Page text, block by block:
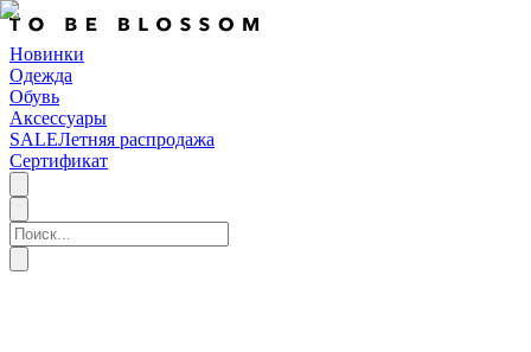
Новинки
Одежда
Обувь
Аксессуары
SALEЛетняя распродажа
Сертификат